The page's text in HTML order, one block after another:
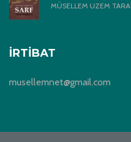
MÜSELLEM UZEM
İRTIBAT
musellemnet@gmail.com